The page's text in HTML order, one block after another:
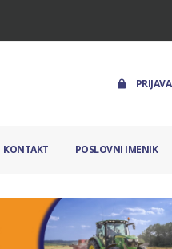
PRIJAVA
KONTAKT POSLOVNI IMENIK